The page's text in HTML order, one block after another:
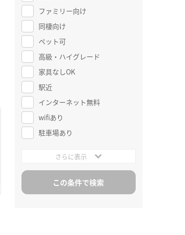
ファミリー向け
同棲向け
ペット可
高級・ハイグレード
家具なしOK
駅近
インターネット無料
wifiあり
駐車場あり
さらに表示